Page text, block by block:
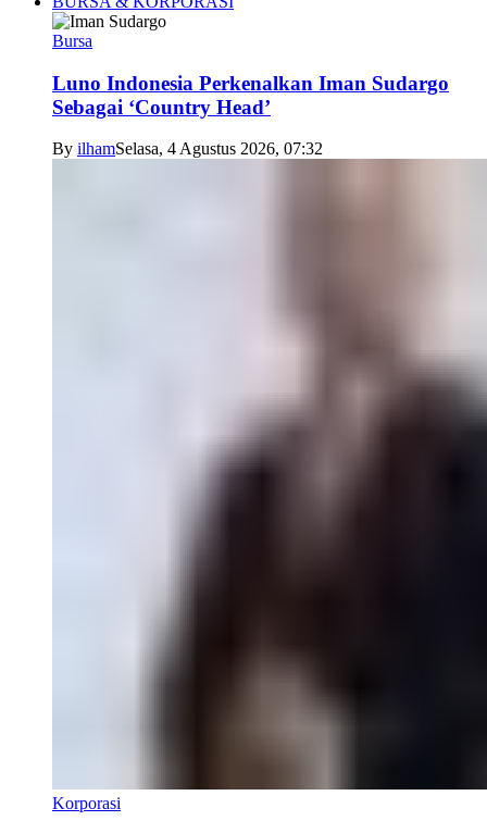
Bursa
Luno Indonesia Perkenalkan Iman Sudargo
Sebagai ‘Country Head’
By ilhamSelasa, 4 Agustus 2026, 07:32
Korporasi